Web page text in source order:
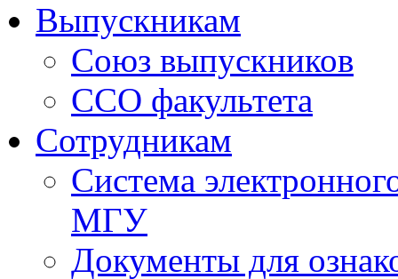
Выпускникам
Союз выпускников
ССО факультета
Сотрудникам
Система
МГУ
Документы для